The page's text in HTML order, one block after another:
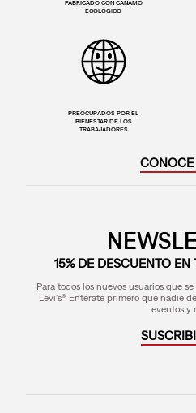
FABRICADO CON CAÑAMO
ECOLÓGICO
PREOCUPADOS POR EL
BIENESTAR DE LOS
TRABAJADORES
15% DE DESCUENTO
Para todos los nuevos usuarios que
Levi's® Entérate primero que nadie
eventos y